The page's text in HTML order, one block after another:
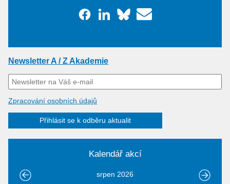
Newsletter A / Z Akademie
Zpracování osobních údajů
Přihlásit se k odběru aktualit
Kalendář akcí
srpen 2026